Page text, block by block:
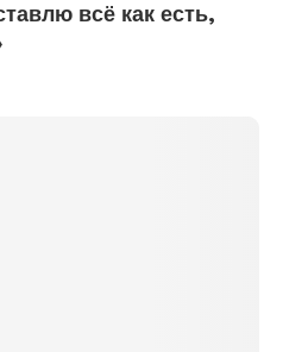
всё как есть,